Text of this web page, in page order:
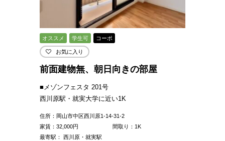
オススメ 学生可 コーポ
お気に入り
前面建物無、朝日向きの部屋
■メゾンフェスタ 201号
西川原駅・就実大学に近い1K
住所：岡山市中区西川原1-14-31-2
家賃： 32,000円
間取り：1K
最寄駅： 西川原・就実駅